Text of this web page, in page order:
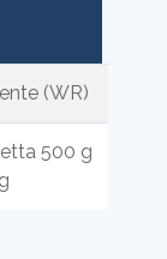
(WR)
500 g